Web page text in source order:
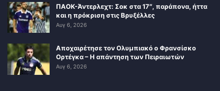
ΠΑΟΚ-Άντερλεχτ: Σοκ στα 17″, παράπονα, ήττα
και η πρόκριση στις Βρυξέλλες
Αυγ 6, 2026
Αποχαιρέτησε τον Ολυμπιακό ο Φρανσίσκο
Ορτέγκα – Η απάντηση των Πειραιωτών
Αυγ 6, 2026